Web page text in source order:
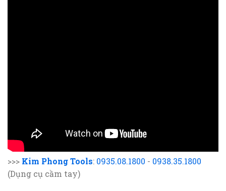
>>> Kim Phong Tools: 0935.08.1800 - 0938.35.1800
(Dụng cụ cầm tay)